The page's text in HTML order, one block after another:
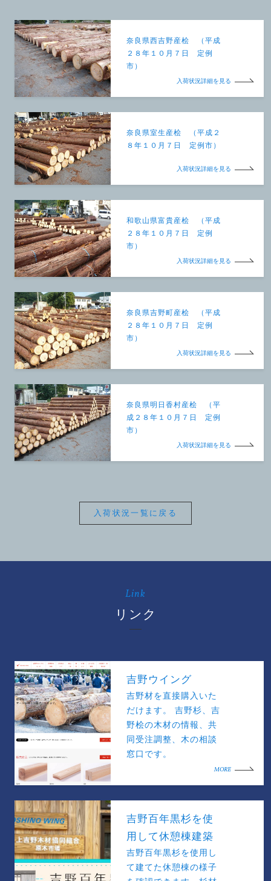
奈良県西吉野産桧 （平成
２８年１０月７日 定例
市）
入荷状況詳細を見る
奈良県室生産桧 （平成２
８年１０月７日 定例市）
入荷状況詳細を見る
和歌山県富貴産桧 （平成
２８年１０月７日 定例
市）
入荷状況詳細を見る
奈良県吉野町産桧 （平成
２８年１０月７日 定例
市）
入荷状況詳細を見る
奈良県明日香村産桧 （平
成２８年１０月７日 定例
市）
入荷状況詳細を見る
入荷状況一覧に戻る
Link
リンク
吉野ウイング
吉野材を直接購入いた
だけます。 吉野杉、吉
野桧の木材の情報、共
同受注調整、木の相談
窓口です。
MORE
吉野百年黒杉を使
用して休憩棟建築
吉野百年黒杉を使用し
て建てた休憩棟の様子